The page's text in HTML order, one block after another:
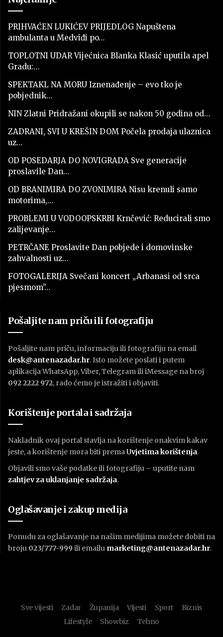
PRIHVAĆEN LUKIĆEV PRIJEDLOG Napuštena
ambulanta u Medviđi po…
TOPLOTNI UDAR Vijećnica Blanka Klasić uputila apel
Gradu:…
SPEKTAKL NA MORU Iznenađenje – evo tko je
pobjednik…
NIN Zlatni Pridražani okupili se nakon 50 godina od…
ZADRANI, SVI U KREŠIN DOM Počela prodaja ulaznica
uz…
OD POSEDARJA DO NOVIGRADA Sve generacije
proslavile Dan…
OD BRANIMIRA DO ZVONIMIRA Nisu krenuli samo
motorima,…
PROBLEMI U VODOOPSKRBI Krnčević: Reducirali smo
zalijevanje…
PETRČANE Proslavite Dan pobjede i domovinske
zahvalnosti uz…
FOTOGALERIJA Svečani koncert „Arbanasi od srca
pjesmom”…
Pošaljite nam priču ili fotografiju
Pošaljite nam priču, informaciju ili fotografiju na email
desk@antenazadar.hr. Isto možete poslati i putem
aplikacija WhatsApp, Viber, Telegram ili iMessage na broj
092 2222 972, rado ćemo je istražiti i objaviti.
Korištenje portala i sadržaja
Nakladnik ovaj portal stavlja na korištenje onakvim kakav
jeste, a korištenje mora biti prema Uvjetima korištenja.
Objavili smo vaše podatke ili fotografiju – uputite nam
zahtjev za uklanjanje sadržaja.
Oglašavanje i zakup medija
Ponudu za oglašavanje na našim medijima možete dobiti na
broju 023/777-999 ili emailu marketing@antenazadar.hr.
Sve vijesti Zadar Županija Vijesti Sport
Biznis
Lifestyle
Showbiz Tehno